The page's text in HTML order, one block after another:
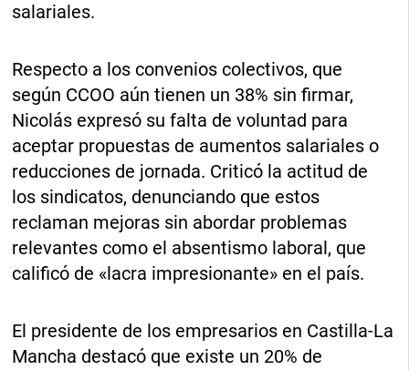
salariales.
Respecto a los convenios colectivos, que
según CCOO aún tienen un 38% sin firmar,
Nicolás expresó su falta de voluntad para
aceptar propuestas de aumentos salariales o
reducciones de jornada. Criticó la actitud de
los sindicatos, denunciando que estos
reclaman mejoras sin abordar problemas
relevantes como el absentismo laboral, que
calificó de «lacra impresionante» en el país.
El presidente de los empresarios en Castilla-La
Mancha destacó que existe un 20% de